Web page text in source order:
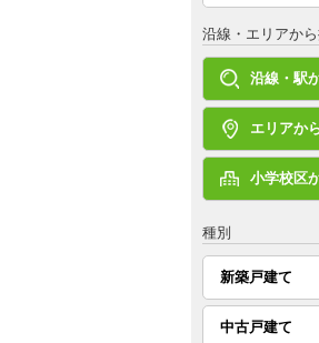
沿線・エリアか
沿線・駅
エリアか
小学校区
種別
新築戸建て
中古戸建て